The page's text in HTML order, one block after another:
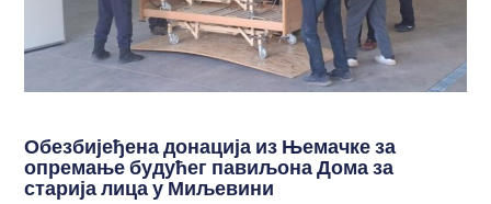
Обезбијеђена донација из Њемачке за
опремање будућег павиљона Дома за
старија лица у Миљевини